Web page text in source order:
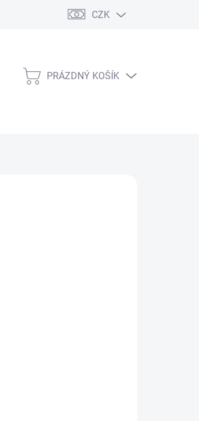
CZK
NÁKUPNÍ
PRÁZDNÝ KOŠÍK